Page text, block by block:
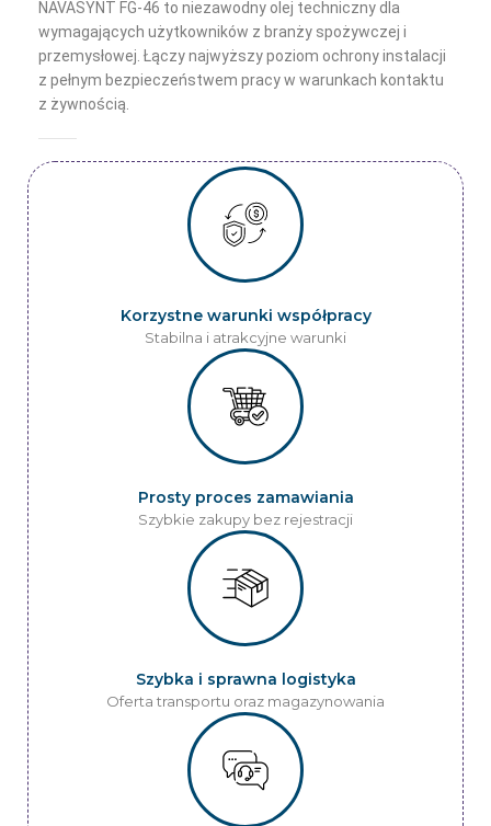
NAVASYNT FG-46 to niezawodny olej techniczny dla
wymagających użytkowników z branży spożywczej i
przemysłowej. Łączy najwyższy poziom ochrony instalacji
z pełnym bezpieczeństwem pracy w warunkach kontaktu
z żywnością.
Korzystne warunki współpracy
Stabilna i atrakcyjne warunki
Prosty proces zamawiania
Szybkie zakupy bez rejestracji
Szybka i sprawna logistyka
Oferta transportu oraz magazynowania